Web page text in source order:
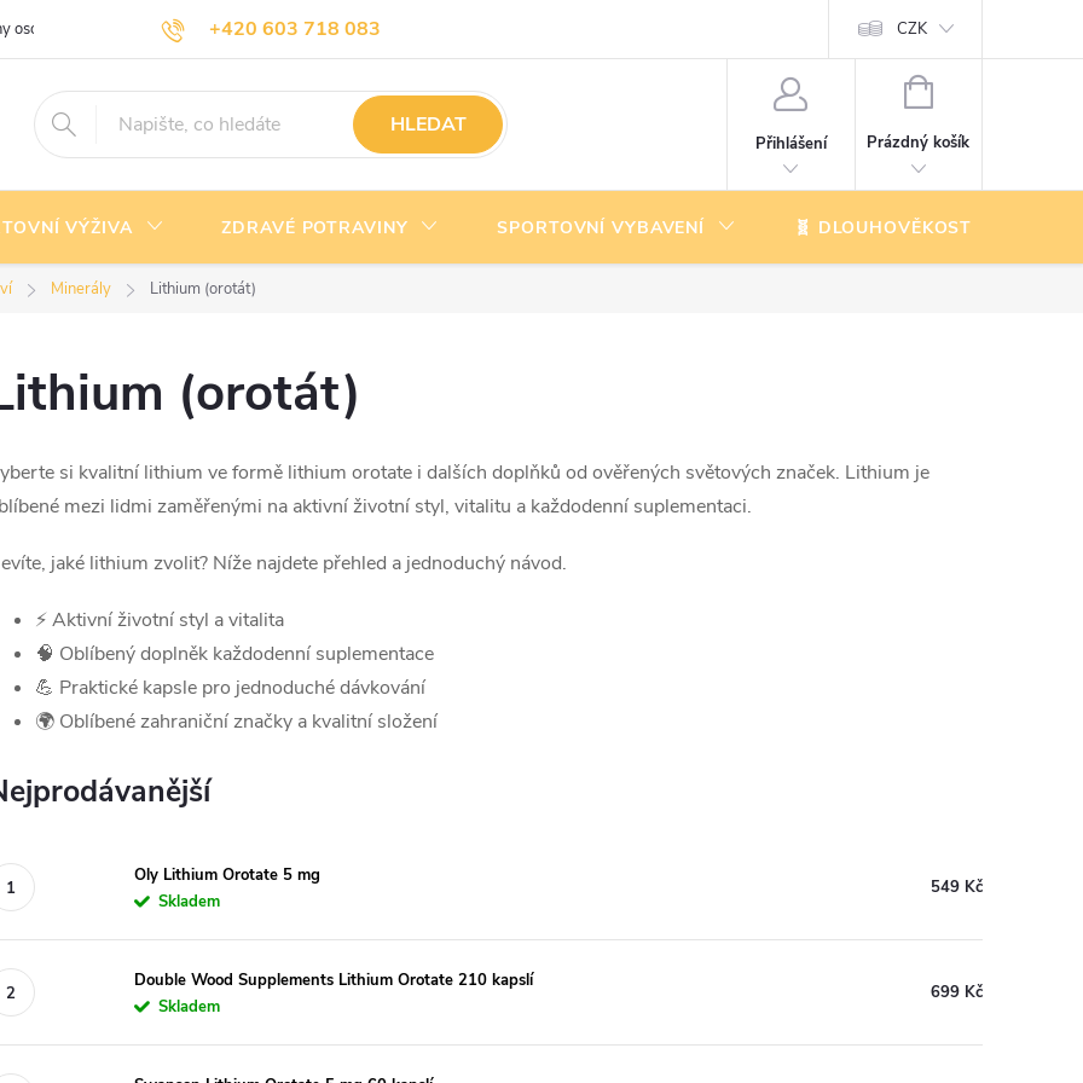
+420 603 718 083
info@nejlevnejsivyziva.cz
osobních údajů Doprava a platba Kontakty CZK
HLEDAT
Přihlášení
NÁKUPNÍ
Prázdný košík
VÝŽIVA ZDRAVÉ POTRAVINY SPORTOVNÍ VYBAVENÍ 🧬 DLOUHOVĚKOST
Minerály Lithium (orotát)
(orotát)
si kvalitní lithium ve formě lithium orotate i dalších doplňků od ověřených světových značek. Lithium je
mezi lidmi zaměřenými na aktivní životní styl, vitalitu a každodenní suplementaci.
jaké lithium zvolit? Níže najdete přehled a jednoduchý návod.
⚡ Aktivní životní styl a vitalita
🧠 Oblíbený doplněk každodenní suplementace
💪 Praktické kapsle pro jednoduché dávkování
🌍 Oblíbené zahraniční značky a kvalitní složení
Oly Lithium Orotate 5 mg
Skladem
549 Kč
Double Wood Supplements Lithium Orotate 210 kapslí
Skladem
699 Kč